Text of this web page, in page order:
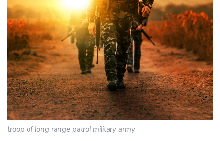
troop of long range patrol military army